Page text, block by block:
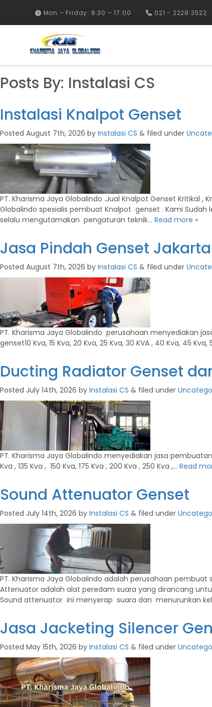
Mon – Friday: 8:30 – 17:00 021 - 2228 3522
Posts By: Instalasi CS
Instalasi Knalpot Genset
Posted August 7th, 2026 by Instalasi CS & filed under
PT. Kharisma Jaya Globalindo .Jual Knalpot Genset
Globalindo spesialis pembuat Knalpot genset . Kami
selalu mengutamakan pengaturan teknik… Read more »
Jasa Pindah Genset Jakarta
Posted August 7th, 2026 by Instalasi CS & filed under
PT. Kharisma Jaya Globalindo perusahaan menyediakan
genset10 Kva, 15 Kva, 20 Kva, 25 Kva, 30 KVA , 40 Kva, 45
Ducting Radiator Genset
Posted July 14th, 2026 by Instalasi CS & filed under
PT. Kharisma Jaya Globalindo menyediakan jasa pembuatan
Kva , 135 Kva , 150 Kva, 175 Kva , 200 Kva , 250 Kva ,… Read
Sound Attenuator Genset
Posted July 14th, 2026 by Instalasi CS & filed under
PT. Kharisma Jaya Globalindo adalah perusahaan
Attenuator adalah alat peredam suara yang dirancang
Sound attenuator ini menyerap suara dan menurunkan
Jasa Jacketing Silencer
Posted May 15th, 2026 by Instalasi CS & filed under